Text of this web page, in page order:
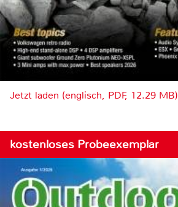
Jetzt laden (englisch, PDF, 12.29 MB)
kostenloses Probeexemplar